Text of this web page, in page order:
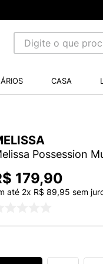
Digite o que
CASA
Possession
179,90
até 2x R$ 89,95 sem
BALANCE 530
WHITE